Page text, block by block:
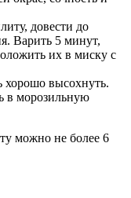
довести до
Варить 5 минут,
их в миску с
хорошо высохнуть.
в морозильную
можно не более 6